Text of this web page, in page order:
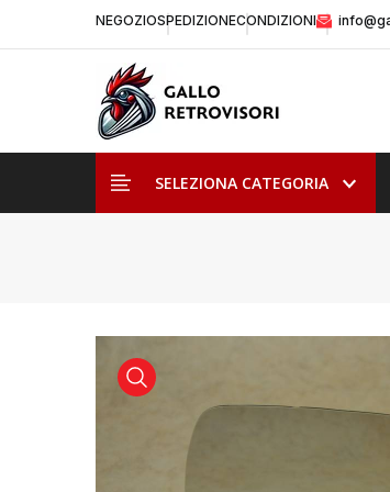
NEGOZIOSPEDIZIONECONDIZIONI
SELEZIONA CATEGORIA
visualizza prodotto